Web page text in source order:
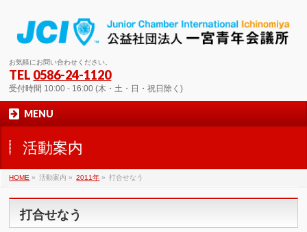
お気軽にお問い合わせください。
TEL 0586-24-1120
受付時間 10:00 - 16:00 (木・土・日・祝日除く)
MENU
活動案内
HOME » 活動案内 » 2011年 » 打合せなう
打合せなう